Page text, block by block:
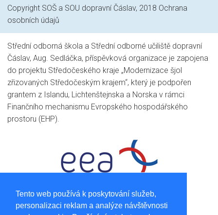
Tento web používá k poskytování služeb,
personalizaci reklam a analýze návštěvnosti
Copyright SOŠ a SOU dopravní Čáslav, 2018 Ochrana
osobních údajů
Střední odborná škola a Střední odborné učiliště dopravní
Čáslav, Aug. Sedláčka, příspěvková organizace je zapojena
do projektu Středočeského kraje „Modernizace šjol
zřizovaných Středočeským krajem“, který je podpořen
grantem z Islandu, Lichtenštejnska a Norska v rámci
Finančního mechanismu Evropského hospodářského
prostoru (EHP).